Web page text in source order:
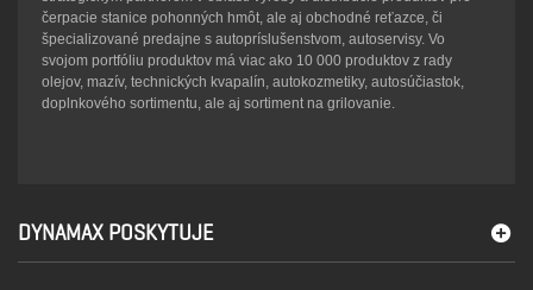
čerpacie stanice pohonných hmôt, ale aj obchodné reťazce, či
špecializované predajne s autopríslušenstvom, autoservisy. Vo
svojom portfóliu produktov má viac ako 10 000 produktov z rady
olejov, mazív, technických kvapalín, autokozmetiky, autosúčiastok,
doplnkového sortimentu, ale aj sortiment na grilovanie.
DYNAMAX POSKYTUJE